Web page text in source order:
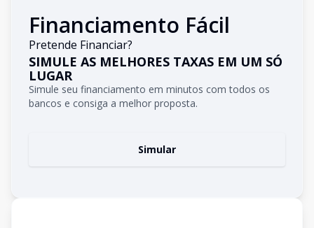
Financiamento Fácil
Pretende Financiar?
SIMULE AS MELHORES TAXAS EM UM SÓ
LUGAR
Simule seu financiamento em minutos com todos os
bancos e consiga a melhor proposta.
Simular